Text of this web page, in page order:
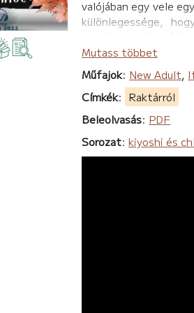
valójában egy vele
különlegessége,
azonban akaratlanul
hazajusson.
nagybátyja sokkal
Chloé ellen
körüljárja a
kérjen azoktól a
legnagyobb
Mindezt a magával
Mutass többet
Műfajok: New Adult,
Címkék: Raktárról
Beleolvasás: PDF
Sorozat:kiyoshi és